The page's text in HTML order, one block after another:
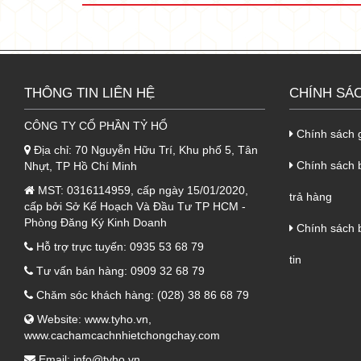
1.3. Lớp dưới cùng tôn PU chống
- Cuối cùng, ở lớp cuối cùng của sản
- Đồng thời, giúp đem lại tính thẩm
1.4. Tóm tắt thông số kỹ thuật
cấu
THÔNG TIN LIÊN HỆ
CÔNG TY CỔ PHẦN TỶ HỔ
Địa chỉ: 70 Nguyễn Hữu Trí, Khu phố 5, Tân
Nhựt, TP Hồ Chí Minh
MST: 0316114959, cấp ngày 15/01/2020,
cấp bởi Sở Kế Hoạch Và Đầu Tư TP HCM -
Phòng Đăng Ký Kinh Doanh
Hỗ trợ trực tuyến: 0935 53 68 79
Tư vấn bán hàng: 0909 32 68 79
Chăm sóc khách hàng: (028) 38 86 68 79
Website: www.tyho.vn
www.cachamcachnhietchongchay.com
CHÍNH
Chính sách
Chính sách
trả hàng
Chính sách
tin